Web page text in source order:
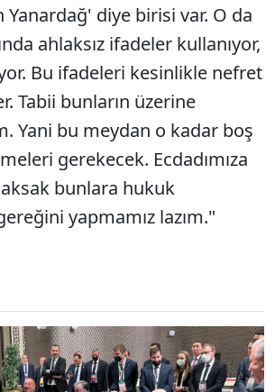
Yanardağ' diye birisi var. O da
ahlaksız ifadeler kullanıyor,
Bu ifadeleri kesinlikle nefret
Tabii bunların üzerine
Yani bu meydan o kadar boş
gerekecek. Ecdadımıza
bunlara hukuk
yapmamız lazım."